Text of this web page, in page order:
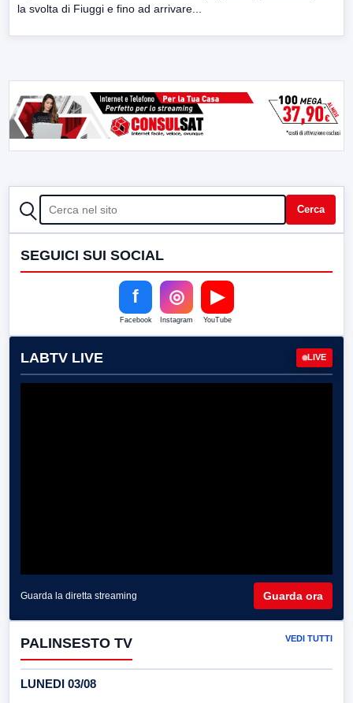
la svolta di Fiuggi e fino ad arrivare...
CERCA Cerca
SEGUICI SUI SOCIAL
f
Facebook
◎
Instagram
▶
YouTube
LABTV LIVE LIVE
Guarda la diretta streaming Guarda ora
PALINSESTO TV VEDI TUTTI
LUNEDI 03/08